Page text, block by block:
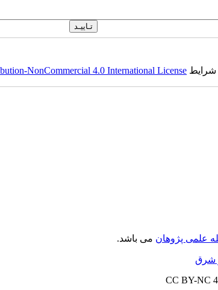
شرایط NonCommercial 4.0 International License
علمی پژوهان می باشد.
شرق